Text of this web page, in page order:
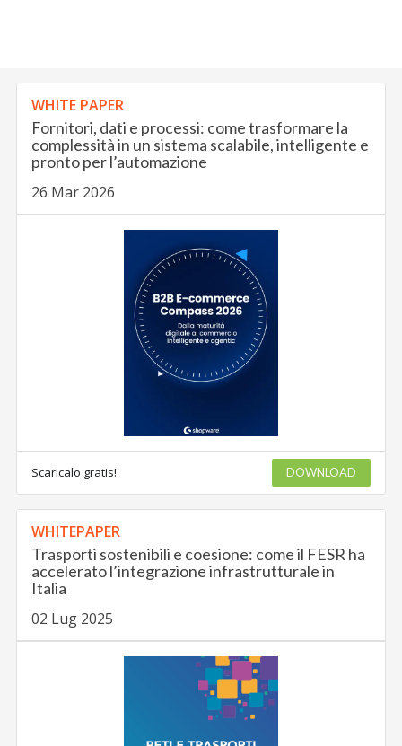
WHITE PAPER
Fornitori, dati e processi: come trasformare la
complessità in un sistema scalabile, intelligente e
pronto per l’automazione
26 Mar 2026
Scaricalo gratis! DOWNLOAD
WHITEPAPER
Trasporti sostenibili e coesione: come il FESR ha
accelerato l’integrazione infrastrutturale in
Italia
02 Lug 2025